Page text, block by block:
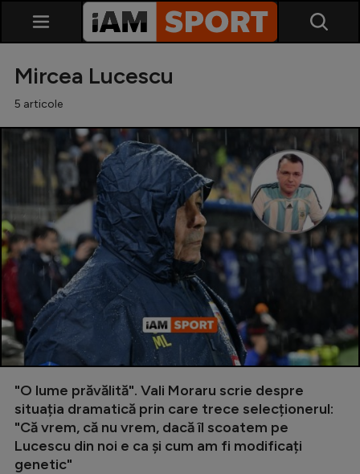
SuperLiga
Liga 2
Cupa României
Echipa Națională
U21
Fotbal feminin
Special
Diverse
Inedit
Mircea Lucescu
5 articole
"O lume prăvălită". Vali Moraru scrie despre
situația dramatică prin care trece selecționerul:
"Că vrem, că nu vrem, dacă îl scoatem pe
Lucescu din noi e ca și cum am fi modificați
genetic"